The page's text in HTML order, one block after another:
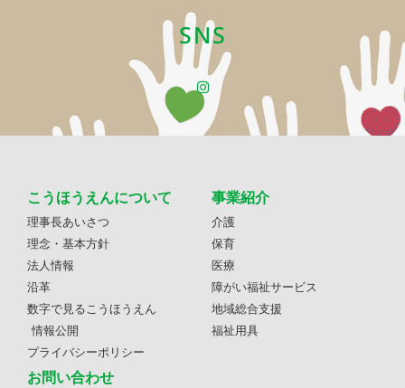
SNS
こうほうえんについて
理事長あいさつ
理念・基本方針
法人情報
沿革
数字で見るこうほうえん
情報公開
プライバシーポリシー
お問い合わせ
事業紹介
介護
保育
医療
障がい福祉サービス
地域総合支援
福祉用具